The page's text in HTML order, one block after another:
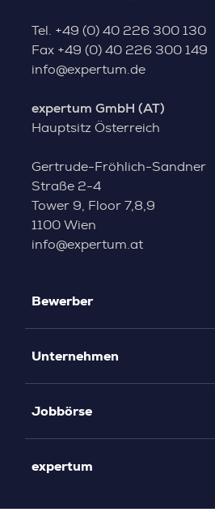
Tel. +49 (0) 40 226 300 130
Fax +49 (0) 40 226 300 149
info@expertum.de
expertum GmbH (AT)
Hauptsitz Österreich
Gertrude-Fröhlich-Sandner
Straße 2-4
Tower 9, Floor 7,8,9
1100 Wien
info@expertum.at
Bewerber
Unternehmen
Jobbörse
expertum